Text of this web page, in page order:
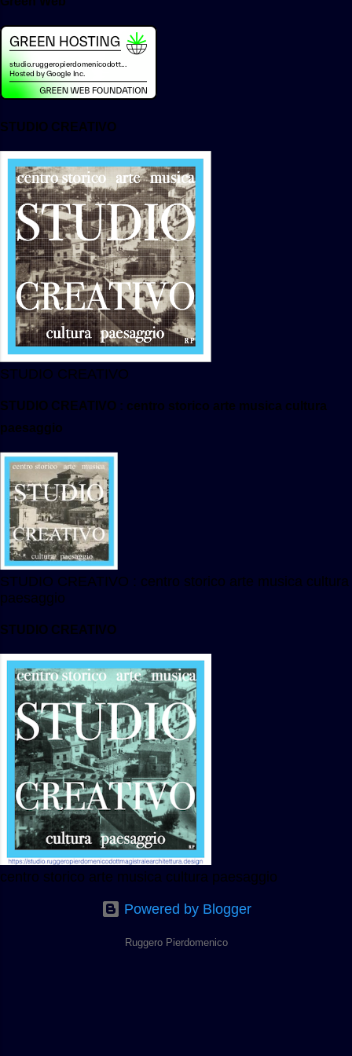
campione irradiato a dosi note in
laboratorio , permette di definire la
dose effetti...
STUDIO CREATIVO
STUDIO CREATIVO
STUDIO CREATIVO : centro storico arte musica cultura
paesaggio
STUDIO CREATIVO : centro storico arte musica cultura
paesaggio
STUDIO CREATIVO
centro storico arte musica cultura paesaggio
Powered by Blogger
Ruggero Pierdomenico